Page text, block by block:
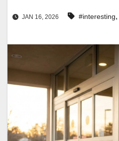
JAN 16, 2026 #interesting,